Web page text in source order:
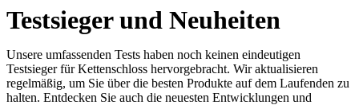
Testsieger und Neuheiten
Unsere umfassenden Tests haben noch keinen eindeutigen
Testsieger für Kettenschloss hervorgebracht. Wir aktualisieren
regelmäßig, um Sie über die besten Produkte auf dem Laufenden zu
halten. Entdecken Sie auch die neuesten Entwicklungen und